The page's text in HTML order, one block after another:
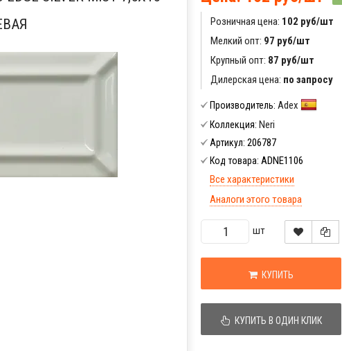
Розничная цена: 102 руб/шт
Мелкий опт: 97 руб/шт
Крупный опт: 87 руб/шт
Дилерская цена: по запросу
Производитель: Adex
Коллекция: Neri
Артикул: 206787
Код товара: ADNE1106
Все характеристики
Аналоги этого товара
шт
КУПИТЬ
КУПИТЬ В ОДИН КЛИК